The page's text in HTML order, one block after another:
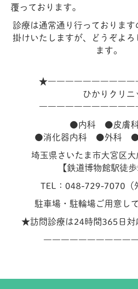
覆っております。
診療は通常通り行っております
掛けいたしますが、どうぞよろ
ます。
ひかりクリニ
●内科 ●皮膚
●消化器内科 ●外科 ●
埼玉県さいたま市大宮区
【鉄道博物館駅徒歩
TEL：048-729-7070（
駐車場・駐輪場ご用意し
★訪問診療は24時間365日対